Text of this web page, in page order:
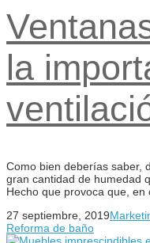
la
Como bien deberías saber,
gran cantidad de humedad
Hecho que provoca que,
27 septiembre, 2019
Reforma de baño